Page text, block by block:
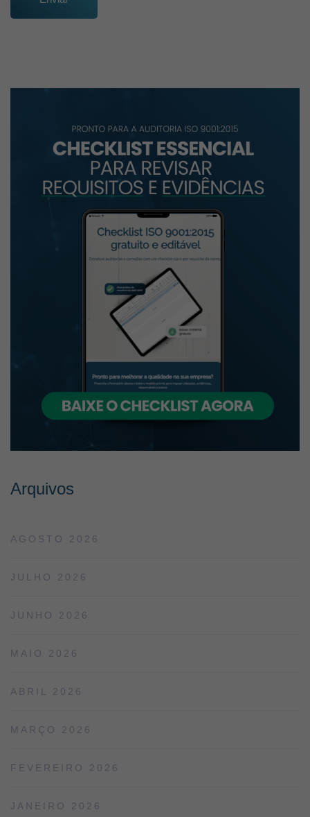
Arquivos
AGOSTO 2026
JULHO 2026
JUNHO 2026
MAIO 2026
ABRIL 2026
MARÇO 2026
FEVEREIRO 2026
JANEIRO 2026